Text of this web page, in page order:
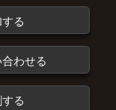
る
わせる
る